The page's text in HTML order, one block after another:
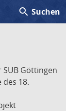
search Suchen
Göttingen
18.